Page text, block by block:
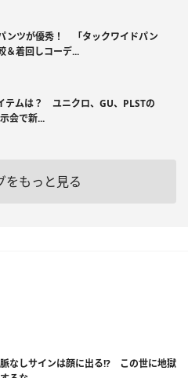
ンツが優秀！ 「タックワイドパン
＆着回しコーデ...
テムは？ ユニクロ、GU、PLSTの
会で新...
をもっと見る
なしサインは顔に出る!? この世に地獄